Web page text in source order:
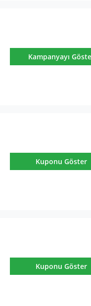
Kampanyayı
Kuponu Göster
Kuponu Göster